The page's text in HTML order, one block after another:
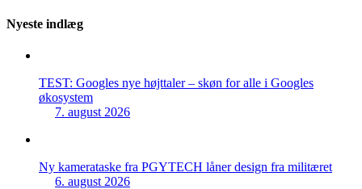
Nyeste indlæg
TEST: Googles nye højttaler – skøn for alle i Googles
økosystem
7. august 2026
Ny kamerataske fra PGYTECH låner design fra militæret
6. august 2026